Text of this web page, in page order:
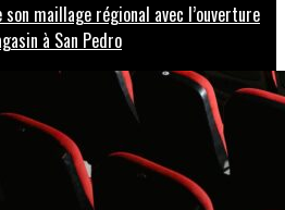
son maillage régional avec l’ouverture
à San Pedro